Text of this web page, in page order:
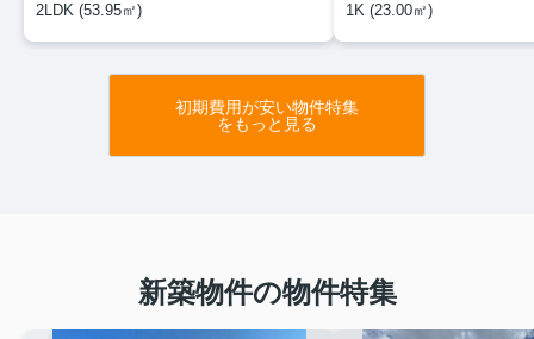
2LDK (53.95㎡)
1K (23.00㎡)
初期費用が安い物件特集
をもっと見る
新築物件の物件特集